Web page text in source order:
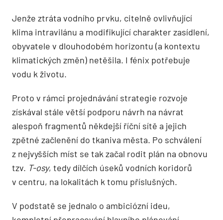
Jenže ztráta vodního prvku, citelně ovlivňující
klima intravilánu a modifikující charakter zasídlení,
obyvatele v dlouhodobém horizontu (a kontextu
klimatických změn) netěšila. I fénix potřebuje
vodu k životu.
Proto v rámci projednávání strategie rozvoje
získával stále větší podporu návrh na návrat
alespoň fragmentů někdejší říční sítě a jejich
zpětné začlenění do tkaniva města. Po schválení
z nejvyšších míst se tak začal rodit plán na obnovu
tzv. T-osy, tedy dílčích úseků vodních koridorů
v centru, na lokalitách k tomu příslušných.
V podstatě se jednalo o ambiciózní ideu,